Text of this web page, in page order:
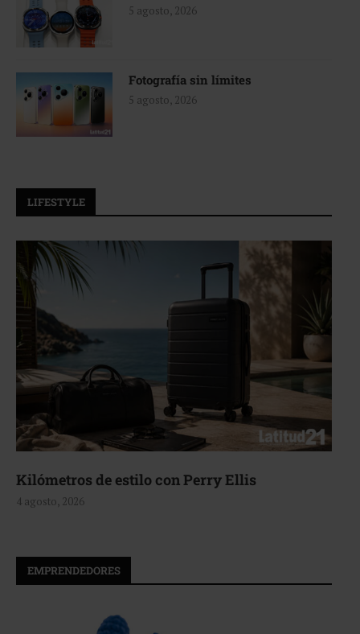
5 agosto, 2026
Fotografía sin límites
5 agosto, 2026
LIFESTYLE
Aerie, texturas que fluyen
4 agosto, 2026
EMPRENDEDORES